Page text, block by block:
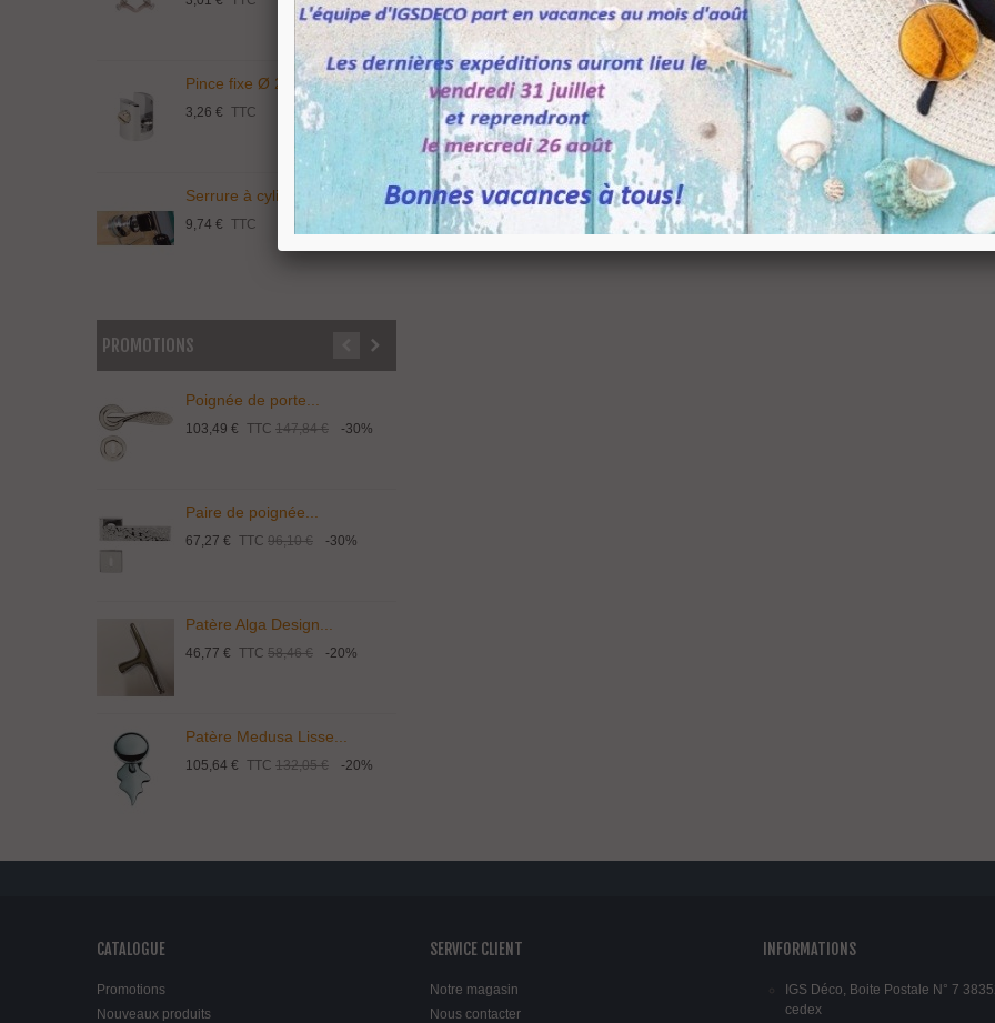
Pince fixe Ø 20 mm...
3,26 € TTC
Serrure à cylindre...
9,74 € TTC
Support pour étagère...
10,08 € TTC
Connecteur économique...
3,49 €
PROMOTIONS
Poignée de porte...
103,49 € TTC 147,84 € -30%
Paire de poignée...
67,27 € TTC 96,10 € -30%
Patère Alga Design...
46,77 € TTC 58,46 € -20%
Patère Medusa Lisse...
105,64 € TTC 132,05 € -20%
CATALOGUE
Promotions
Nouveaux produits
SERVICE CLIENT
Notre magasin
Nous contacter
INFORMATIONS
IGS Déco, Boite Postale N° 7
cedex